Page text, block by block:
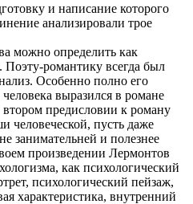
и написание которого
анализировали трое
можно определить как
романтику всегда был
Особенно полно его
выразился в романе
предисловии к роману
человеческой, пусть даже
занимательней и полезнее
произведении Лермонтов
как психологический
психологический пейзаж,
характеристика, внутренний